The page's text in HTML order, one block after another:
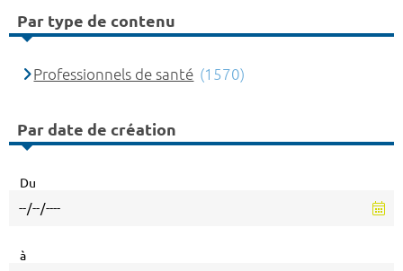
Par type de contenu
Professionnels de santé (1570)
Par date de création
Du
à